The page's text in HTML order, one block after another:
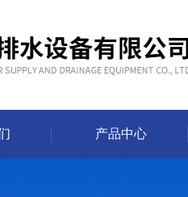
产品中心